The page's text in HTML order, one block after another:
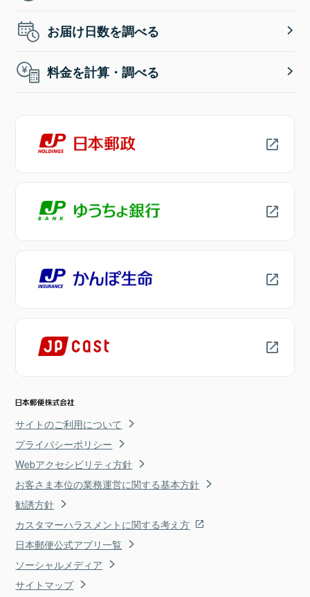
お届け日数を調べる
料金を計算・調べる
サイトのご利用について
プライバシーポリシー
Webアクセシビリティ方針
お客さま本位の業務運営に関する基本方針
勧誘方針
カスタマーハラスメントに関する考え方
日本郵便公式アプリ一覧
ソーシャルメディア
サイトマップ